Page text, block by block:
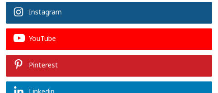
Instagram
YouTube
Pinterest